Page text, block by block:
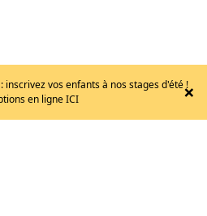
inscrivez vos enfants à nos stages d'été !
en ligne ICI
×